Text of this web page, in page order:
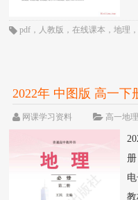
pdf ， 人教版 ，在线课本 ，地理
2022年 中图版 高一
高清
网课学习资料 高一地理